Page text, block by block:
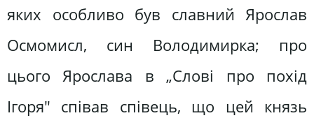
яких особливо був славний Ярослав
Осмомисл, син Володимирка; про
цього Ярослава в „Слові про похід
Ігоря" співав співець, що цей князь